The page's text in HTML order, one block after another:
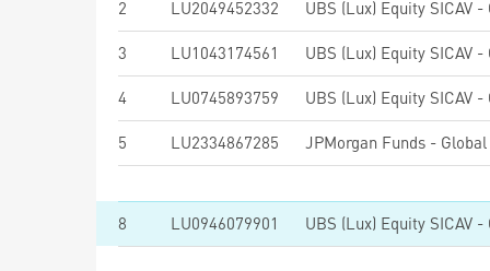
2 LU2049452332
3 LU1043174561
4 LU0745893759
5 LU2334867285 JPMorgan Funds -
8 LU0946079901